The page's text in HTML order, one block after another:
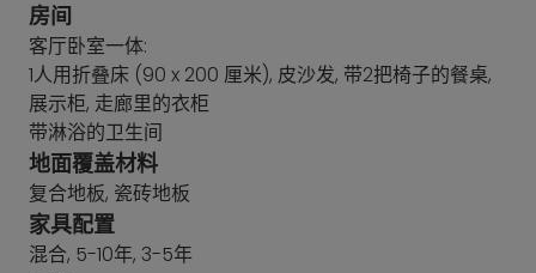
房间
客厅卧室一体:
1人用折叠床 (90 x 200 厘米), 皮沙发, 带2把椅子的餐桌,
展示柜, 走廊里的衣柜
带淋浴的卫生间
地面覆盖材料
复合地板, 瓷砖地板
家具配置
混合, 5-10年, 3-5年